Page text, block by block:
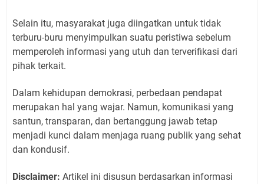
Selain itu, masyarakat juga diingatkan untuk tidak
terburu-buru menyimpulkan suatu peristiwa sebelum
memperoleh informasi yang utuh dan terverifikasi dari
pihak terkait.
Dalam kehidupan demokrasi, perbedaan pendapat
merupakan hal yang wajar. Namun, komunikasi yang
santun, transparan, dan bertanggung jawab tetap
menjadi kunci dalam menjaga ruang publik yang sehat
dan kondusif.
Disclaimer: Artikel ini disusun berdasarkan informasi